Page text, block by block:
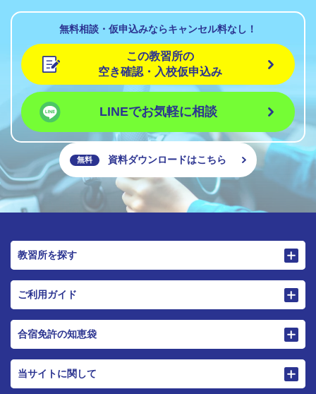
無料相談・仮申込みならキャンセル料なし！
この教習所の
空き確認・入校仮申込み
LINEでお気軽に相談
無料 資料ダウンロードはこちら
教習所を探す
ご利用ガイド
合宿免許の知恵袋
当サイトに関して